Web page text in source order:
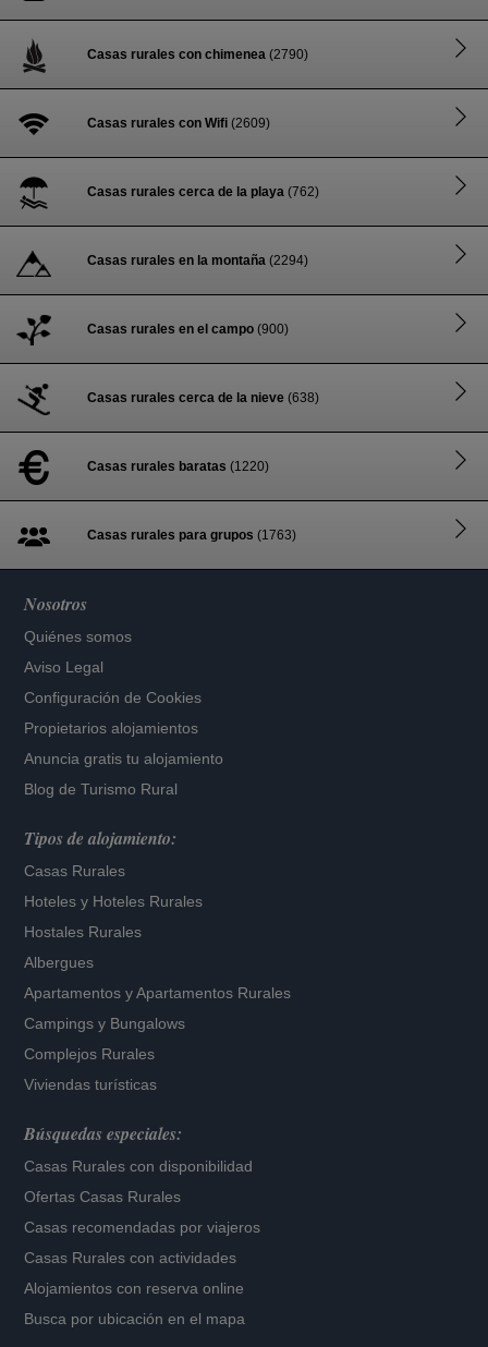
Casas rurales con chimenea (2790)
Casas rurales con Wifi (2609)
Casas rurales cerca de la playa (762)
Casas rurales en la montaña (2294)
Casas rurales en el campo (900)
Casas rurales cerca de la nieve (638)
Casas rurales baratas (1220)
Casas rurales para grupos (1763)
Nosotros
Quiénes somos
Aviso Legal
Configuración de Cookies
Propietarios alojamientos
Anuncia gratis tu alojamiento
Blog de Turismo Rural
Tipos de alojamiento:
Casas Rurales
Hoteles y Hoteles Rurales
Hostales Rurales
Albergues
Apartamentos yApartamentos Rurales
Campings y Bungalows
Complejos Rurales
Viviendas turísticas
Búsquedas especiales:
Casas Rurales con disponibilidad
Ofertas Casas Rurales
Casas recomendadas por viajeros
Casas Rurales con actividades
Alojamientos con reserva online
Busca por ubicación en el mapa